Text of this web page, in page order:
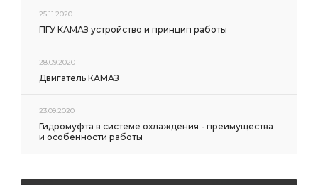
25.11.2020
ПГУ КАМАЗ устройство и принцип работы
28.09.2020
Двигатель КАМАЗ
23.09.2020
Гидромуфта в системе охлаждения - преимущества
и особенности работы